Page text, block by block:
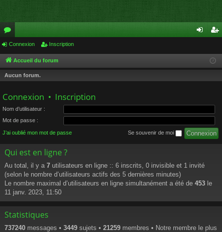
or
u
m
cri
Connexion Inscription
Accueil du forum
Aucun forum.
Connexion • Inscription
Nom d’utilisateur :
Mot de passe :
J’ai oublié mon mot de passe Se souvenir de moi
Qui est en ligne ?
Au total, il y a 7 utilisateurs en ligne :: 6 inscrits, 0 invisible et 1 invité
(selon le nombre d’utilisateurs actifs des 5 dernières minutes)
Le nombre maximal d’utilisateurs en ligne simultanément a été de 453 le
11 janv. 2023, 11:50
Statistiques
737240 messages • 3449 sujets • 21259 membres • Notre membre le plus